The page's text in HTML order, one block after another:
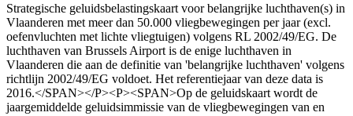
Strategische geluidsbelastingskaart voor belangrijke luchthaven(s) in
Vlaanderen met meer dan 50.000 vliegbewegingen per jaar (excl.
oefenvluchten met lichte vliegtuigen) volgens RL 2002/49/EG. De
luchthaven van Brussels Airport is de enige luchthaven in
Vlaanderen die aan de definitie van 'belangrijke luchthaven' volgens
richtlijn 2002/49/EG voldoet. Het referentiejaar van deze data is
2016.</SPAN></P><P><SPAN>Op de geluidskaart wordt de
jaargemiddelde geluidsimmissie van de vliegbewegingen van en